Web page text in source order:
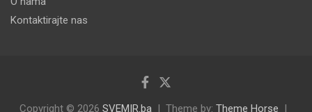
Kontaktirajte nas
Copyright © 2026 SVEMIR.ba Theme by: Theme Horse